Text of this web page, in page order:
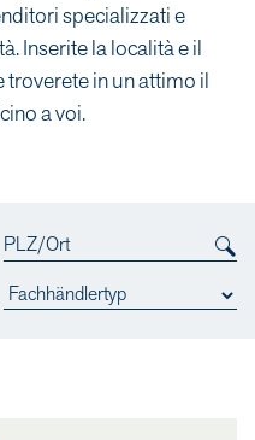
specializzati e
Inserite la località e il
in un attimo il
a voi.